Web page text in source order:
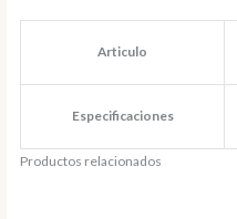
Articulo
Especificaciones
Productos relacionados